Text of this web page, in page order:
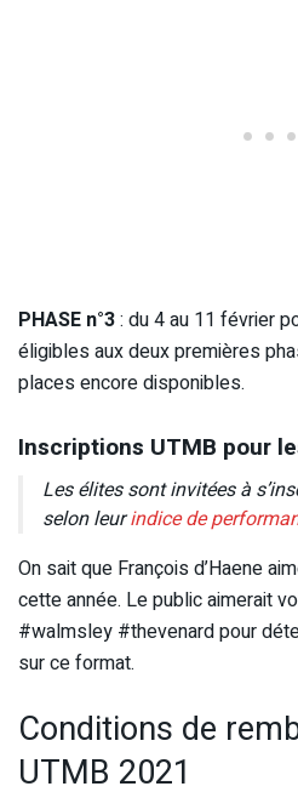
PHASE n°3: du 4 au 11 février
éligibles aux deux premières
places encore disponibles.
Inscriptions UTMB pour
Les élites sont invitées à
selon leurindice de
On sait que François d’Haene
cette année. Le public aimerait
#walmsley #thevenard pour
sur ce format.
Conditions de
UTMB 2021